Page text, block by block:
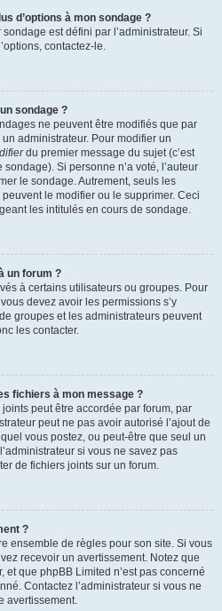
d’options à mon sondage ?
est défini par l’administrateur. Si
contactez-le.
sondage ?
ne peuvent être modifiés que par
administrateur. Pour modifier un
du premier message du sujet (c’est
Si personne n’a voté, l’auteur
le sondage. Autrement, seuls les
le modifier ou le supprimer. Ceci
les intitulés en cours de sondage.
un forum ?
à certains utilisateurs ou groupes. Pour
devez avoir les permissions s’y
groupes et les administrateurs peuvent
les contacter.
fichiers à mon message ?
peut être accordée par forum, par
peut ne pas avoir autorisé l’ajout de
vous postez, ou peut-être que seul un
si vous ne savez pas
de fichiers joints sur un forum.
?
ensemble de règles pour son site. Si vous
recevoir un avertissement. Notez que
et que phpBB Limited n’est pas concerné
Contactez l’administrateur si vous ne
avertissement.